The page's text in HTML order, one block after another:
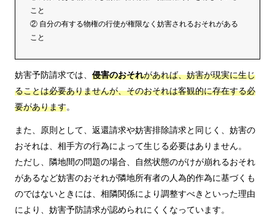
こと
② 自分の有する物権の行使が権限なく妨害されるおそれがある
こと
妨害予防請求では、 侵害のおそれがあれば、妨害が現実に生じ
ることは必要ありませんが、そのおそれは客観的に存在する必
要があります。
また、原則として、返還請求や妨害排除請求と同じく、妨害の
おそれは、相手方の行為によって生じる必要はありません。
ただし、隣地間の問題の場合、自然状態のがけが崩れるおそれ
があるなど妨害のおそれが隣地所有者の人為的作為に基づくも
のではないときには、相隣関係により調整すべきといった理由
により、妨害予防請求が認められにくくなっています。